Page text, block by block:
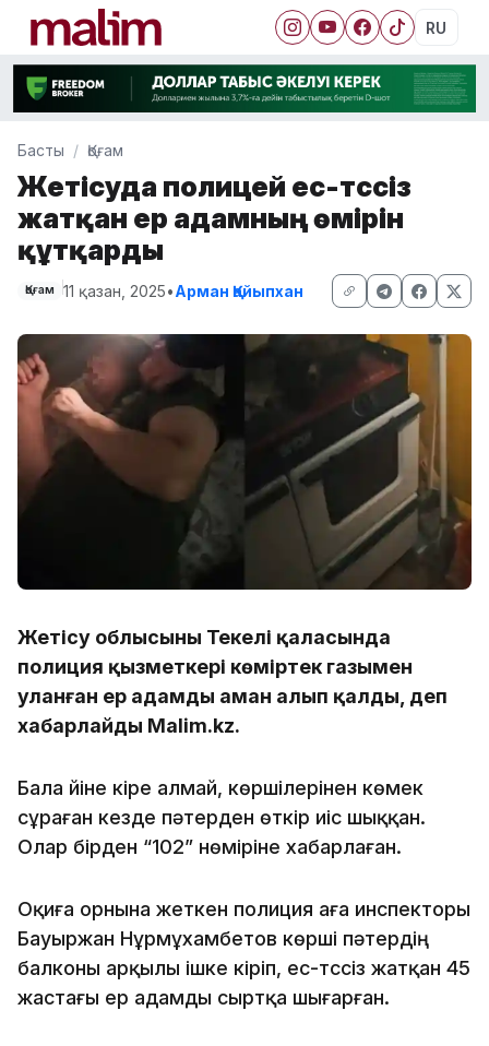
RU
Басты Қоғам
Жетісуда полицей ес-түссіз
жатқан ер адамның өмірін
құтқарды
Қоғам 11 қазан, 2025•Арман Қайыпхан
Жетісу облысының Текелі қаласында
полиция қызметкері көміртек газымен
уланған ер адамды аман алып қалды, деп
хабарлайды Malim.kz.
Бала үйіне кіре алмай, көршілерінен көмек
сұраған кезде пәтерден өткір иіс шыққан.
Олар бірден “102” нөміріне хабарлаған.
Оқиға орнына жеткен полиция аға инспекторы
Бауыржан Нұрмұхамбетов көрші пәтердің
балконы арқылы ішке кіріп, ес-түссіз жатқан 45
жастағы ер адамды сыртқа шығарған.